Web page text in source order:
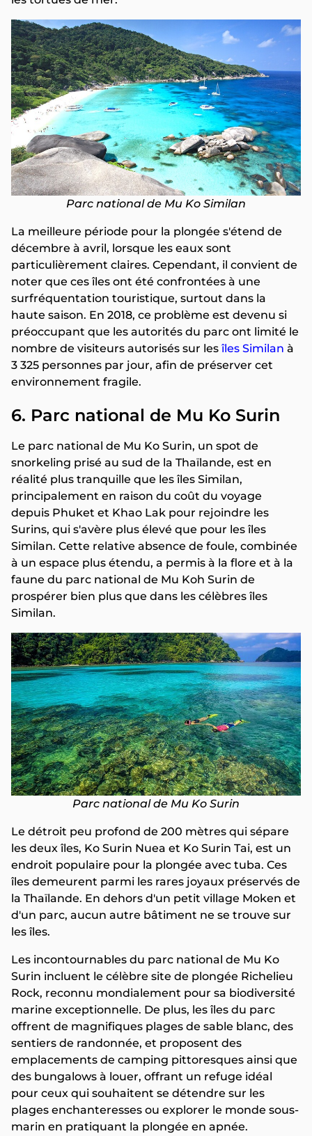
Parc national de Mu Ko Similan
La meilleure période pour la plongée s'étend de
décembre à avril, lorsque les eaux sont
particulièrement claires. Cependant, il convient de
noter que ces îles ont été confrontées à une
surfréquentation touristique, surtout dans la
haute saison. En 2018, ce problème est devenu si
préoccupant que les autorités du parc ont limité le
nombre de visiteurs autorisés sur les îles Similan à
3 325 personnes par jour, afin de préserver cet
environnement fragile.
6. Parc national de Mu Ko Surin
Le parc national de Mu Ko Surin, un spot de
snorkeling prisé au sud de la Thaïlande, est en
réalité plus tranquille que les îles Similan,
principalement en raison du coût du voyage
depuis Phuket et Khao Lak pour rejoindre les
Surins, qui s'avère plus élevé que pour les îles
Similan. Cette relative absence de foule, combinée
à un espace plus étendu, a permis à la flore et à la
faune du parc national de Mu Koh Surin de
prospérer bien plus que dans les célèbres îles
Similan.
Parc national de Mu Ko Surin
Le détroit peu profond de 200 mètres qui sépare
les deux îles, Ko Surin Nuea et Ko Surin Tai, est un
endroit populaire pour la plongée avec tuba. Ces
îles demeurent parmi les rares joyaux préservés de
la Thaïlande. En dehors d'un petit village Moken et
d'un parc, aucun autre bâtiment ne se trouve sur
les îles.
Les incontournables du parc national de Mu Ko
Surin incluent le célèbre site de plongée Richelieu
Rock, reconnu mondialement pour sa biodiversité
marine exceptionnelle. De plus, les îles du parc
offrent de magnifiques plages de sable blanc, des
sentiers de randonnée, et proposent des
emplacements de camping pittoresques ainsi que
des bungalows à louer, offrant un refuge idéal
pour ceux qui souhaitent se détendre sur les
plages enchanteresses ou explorer le monde sous-
marin en pratiquant la plongée en apnée.